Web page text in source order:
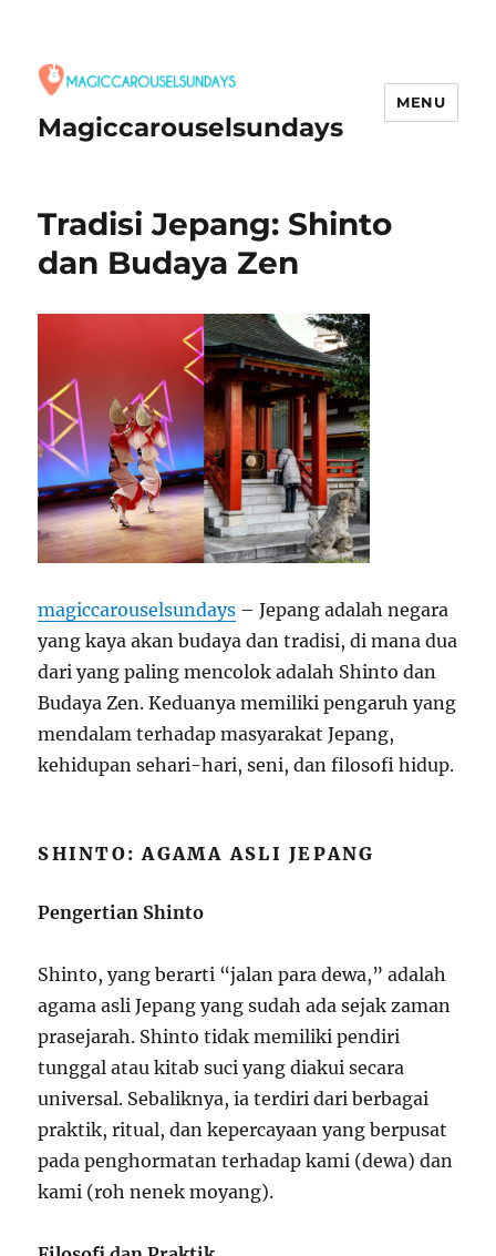
Magiccarouselsundays
MENU
Tradisi Jepang: Shinto
dan Budaya Zen
magiccarouselsundays – Jepang adalah negara
yang kaya akan budaya dan tradisi, di mana dua
dari yang paling mencolok adalah Shinto dan
Budaya Zen. Keduanya memiliki pengaruh yang
mendalam terhadap masyarakat Jepang,
kehidupan sehari-hari, seni, dan filosofi hidup.
SHINTO: AGAMA ASLI JEPANG
Pengertian Shinto
Shinto, yang berarti “jalan para dewa,” adalah
agama asli Jepang yang sudah ada sejak zaman
prasejarah. Shinto tidak memiliki pendiri
tunggal atau kitab suci yang diakui secara
universal. Sebaliknya, ia terdiri dari berbagai
praktik, ritual, dan kepercayaan yang berpusat
pada penghormatan terhadap kami (dewa) dan
kami (roh nenek moyang).